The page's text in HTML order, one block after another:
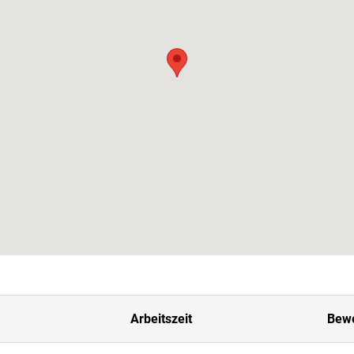
Arbeitszeit